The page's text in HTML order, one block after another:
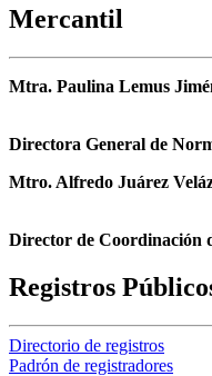
Mercantil
Mtra. Paulina Lemus
Directora General de
Mtro. Alfredo Juárez
Director de Coordinación
Registros
Directorio de registros
Padrón de registradores